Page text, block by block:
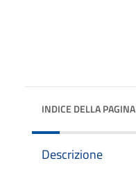
INDICE DELLA PAGINA
Descrizione